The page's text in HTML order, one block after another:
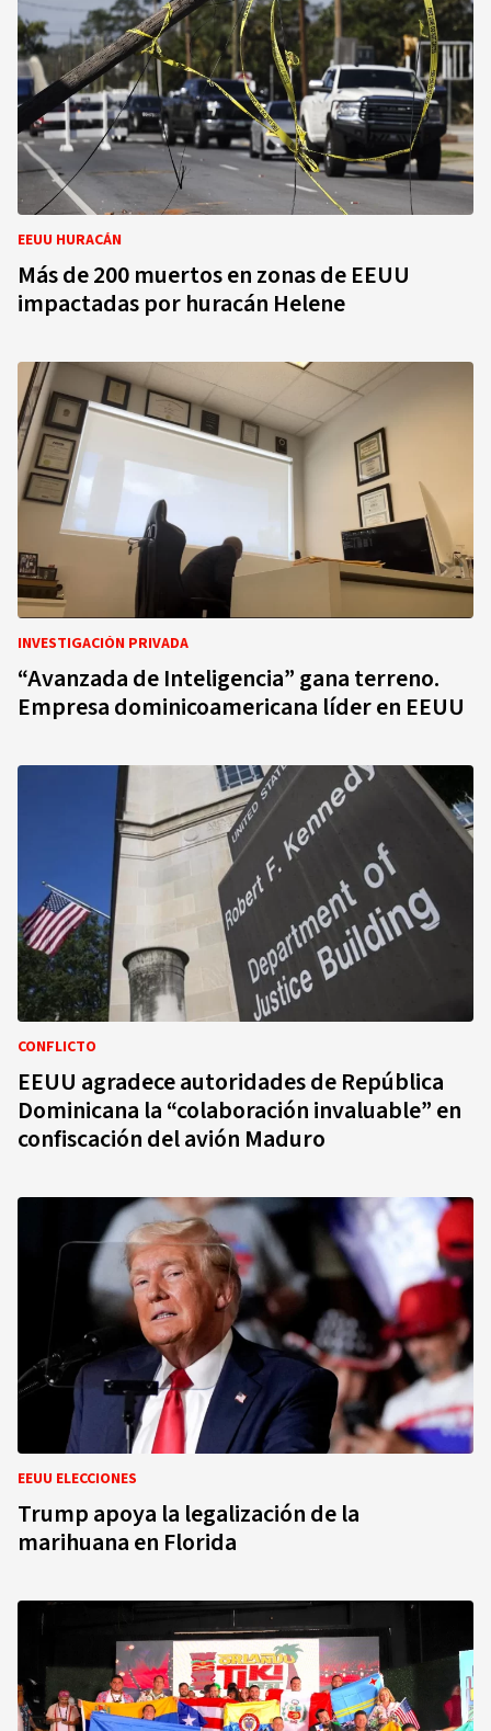
EEUU HURACÁN
Más de 200 muertos en zonas de EEUU
impactadas por huracán Helene
INVESTIGACIÓN PRIVADA
“Avanzada de Inteligencia” gana terreno.
Empresa dominicoamericana líder en EEUU
CONFLICTO
EEUU agradece autoridades de República
Dominicana la “colaboración invaluable” en
confiscación del avión Maduro
EEUU ELECCIONES
Trump apoya la legalización de la
marihuana en Florida